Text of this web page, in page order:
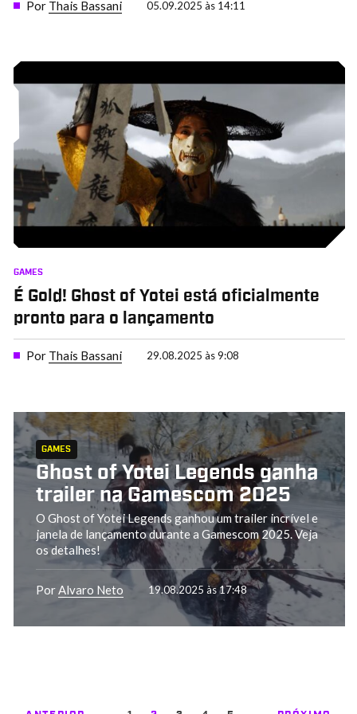
Por Thais Bassani 05.09.2025 às 14:11
GAMES
É Gold! Ghost of Yotei está oficialmente
pronto para o lançamento
Por Thais Bassani 29.08.2025 às 9:08
GAMES
Ghost of Yotei Legends ganha
trailer na Gamescom 2025
O Ghost of Yotei Legends ganhou um trailer incrível e
janela de lançamento durante a Gamescom 2025. Veja
os detalhes!
PorAlvaro Neto 19.08.2025 às 17:48